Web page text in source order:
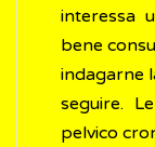
interessa
bene
indagarne
seguire.
pelvico